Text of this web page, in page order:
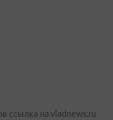
ссылка на vladnews.ru